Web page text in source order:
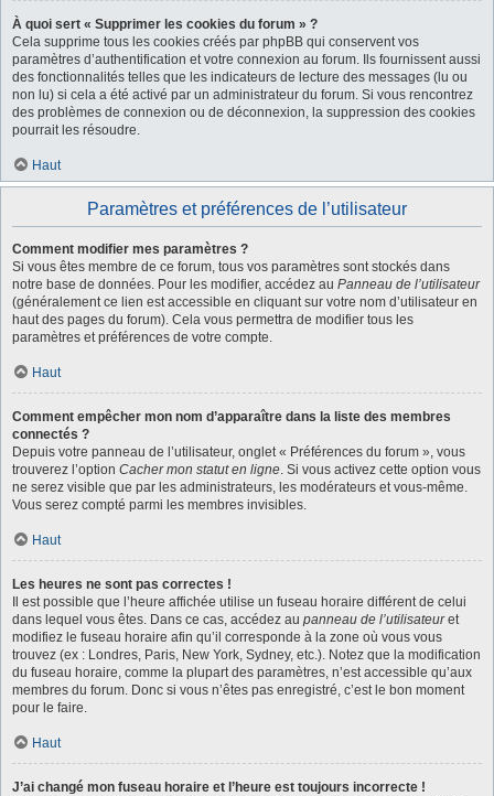
À quoi sert « Supprimer les cookies du forum » ?
Cela supprime tous les cookies créés par phpBB qui conservent vos
paramètres d’authentification et votre connexion au forum. Ils fournissent aussi
des fonctionnalités telles que les indicateurs de lecture des messages (lu ou
non lu) si cela a été activé par un administrateur du forum. Si vous rencontrez
des problèmes de connexion ou de déconnexion, la suppression des cookies
pourrait les résoudre.
Haut
Paramètres et préférences de l’utilisateur
Comment modifier mes paramètres ?
Si vous êtes membre de ce forum, tous vos paramètres sont stockés dans
notre base de données. Pour les modifier, accédez au Panneau de l’utilisateur
(généralement ce lien est accessible en cliquant sur votre nom d’utilisateur en
haut des pages du forum). Cela vous permettra de modifier tous les
paramètres et préférences de votre compte.
Haut
Comment empêcher mon nom d’apparaître dans la liste des membres
connectés ?
Depuis votre panneau de l’utilisateur, onglet « Préférences du forum », vous
trouverez l’option Cacher mon statut en ligne. Si vous activez cette option vous
ne serez visible que par les administrateurs, les modérateurs et vous-même.
Vous serez compté parmi les membres invisibles.
Haut
Les heures ne sont pas correctes !
Il est possible que l’heure affichée utilise un fuseau horaire différent de celui
dans lequel vous êtes. Dans ce cas, accédez au panneau de l’utilisateuret
modifiez le fuseau horaire afin qu’il corresponde à la zone où vous vous
trouvez (ex : Londres, Paris, New York, Sydney, etc.). Notez que la modification
du fuseau horaire, comme la plupart des paramètres, n’est accessible qu’aux
membres du forum. Donc si vous n’êtes pas enregistré, c’est le bon moment
pour le faire.
Haut
J’ai changé mon fuseau horaire et l’heure est toujours incorrecte !